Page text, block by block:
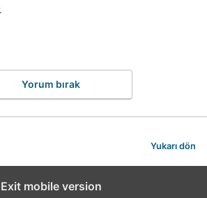
Yorum bırak
Yukarı dön
Exit mobile version